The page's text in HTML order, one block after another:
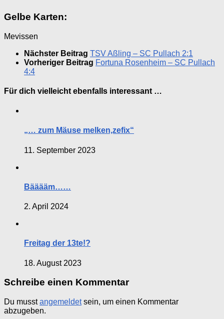
Gelbe Karten:
Mevissen
Nächster Beitrag TSV Aßling – SC Pullach 2:1
Vorheriger Beitrag Fortuna Rosenheim – SC Pullach
4:4
Für dich vielleicht ebenfalls interessant …
„… zum Mäuse melken,zefix“
11. September 2023
Bääääm……
2. April 2024
Freitag der 13te!?
18. August 2023
Schreibe einen Kommentar
Du musstangemeldetsein, um einen Kommentar
abzugeben.